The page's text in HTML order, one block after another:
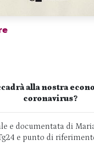
alla nostra
coronavirus?
e documentata di
e punto di